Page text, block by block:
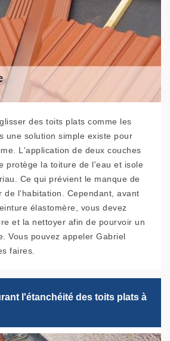
des toits plats comme les
une solution simple existe pour
L'application de deux couches
protège la toiture de l'eau et isole
Ce qui prévient le manque de
l’habitation. Cependant, avant
élastomère, vous devez
et la nettoyer afin de pourvoir un
Vous pouvez appeler Gabriel
faires.
l'étanchéité des toits plats à